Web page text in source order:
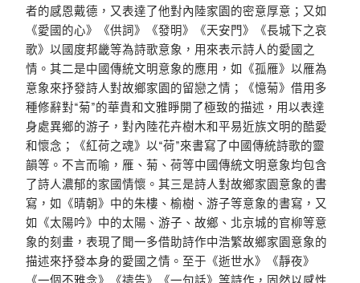
者的感恩戴德，又表達了他對內陸家園的密意厚意；又如
《愛國的心》《供詞》《發明》《天安門》《長城下之哀
歌》以國度邦畿等為詩歌意象，用來表示詩人的愛國之
情。其二是中國傳統文明意象的應用，如《孤雁》以雁為
意象來抒發詩人對故鄉家園的留戀之情；《憶菊》借用多
種修辭對“菊”的華貴和文雅睜開了極致的描述，用以表達
身處異鄉的游子，對內陸花卉樹木和平易近族文明的酷愛
和懷念；《紅荷之魂》以“荷”來書寫了中國傳統詩歌的靈
韻等。不言而喻，雁、菊、荷等中國傳統文明意象均包含
了詩人濃郁的家國情懷。其三是詩人對故鄉家園意象的書
寫，如《晴朝》中的朱樓、榆樹、游子等意象的書寫，又
如《太陽吟》中的太陽、游子、故鄉、北京城的官柳等意
象的刻畫，表現了聞一多借助詩作中浩繁故鄉家園意象的
描述來抒發本身的愛國之情。至于《逝世水》《靜夜》